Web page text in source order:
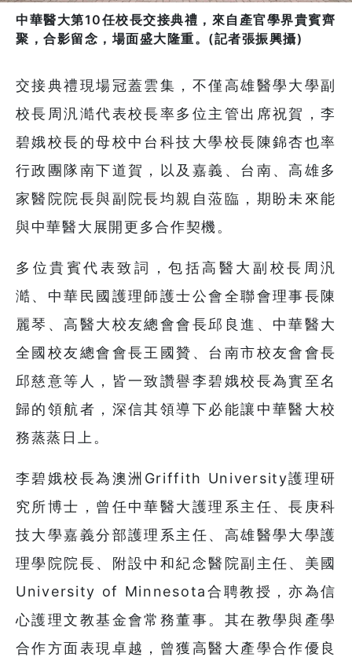
中華醫大第10任校長交接典禮，來自產官學界貴賓齊
聚，合影留念，場面盛大隆重。(記者張振興攝)
交接典禮現場冠蓋雲集，不僅高雄醫學大學副
校長周汎澔代表校長率多位主管出席祝賀，李
碧娥校長的母校中台科技大學校長陳錦杏也率
行政團隊南下道賀，以及嘉義、台南、高雄多
家醫院院長與副院長均親自蒞臨，期盼未來能
與中華醫大展開更多合作契機。
多位貴賓代表致詞，包括高醫大副校長周汎
澔、中華民國護理師護士公會全聯會理事長陳
麗琴、高醫大校友總會會長邱良進、中華醫大
全國校友總會會長王國贊、台南市校友會會長
邱慈意等人，皆一致讚譽李碧娥校長為實至名
歸的領航者，深信其領導下必能讓中華醫大校
務蒸蒸日上。
李碧娥校長為澳洲Griffith University護理研
究所博士，曾任中華醫大護理系主任、長庚科
技大學嘉義分部護理系主任、高雄醫學大學護
理學院院長、附設中和紀念醫院副主任、美國
University of Minnesota合聘教授，亦為信
心護理文教基金會常務董事。其在教學與產學
合作方面表現卓越，曾獲高醫大產學合作優良